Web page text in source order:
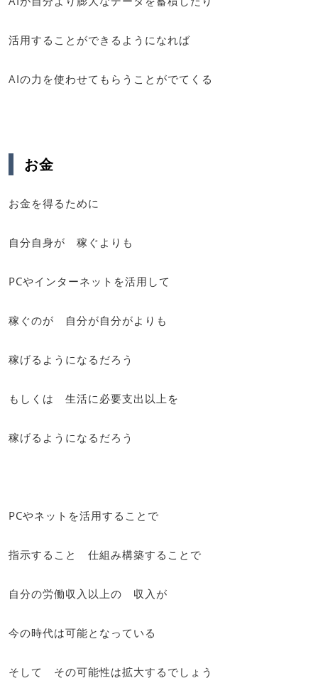
活用することができるようになれば
AIの力を使わせてもらうことがでてくる
お金
お金を得るために
自分自身が 稼ぐよりも
PCやインターネットを活用して
稼ぐのが 自分が自分がよりも
稼げるようになるだろう
もしくは 生活に必要支出以上を
稼げるようになるだろう
PCやネットを活用することで
指示すること 仕組み構築することで
自分の労働収入以上の 収入が
今の時代は可能となっている
そして その可能性は拡大するでしょう